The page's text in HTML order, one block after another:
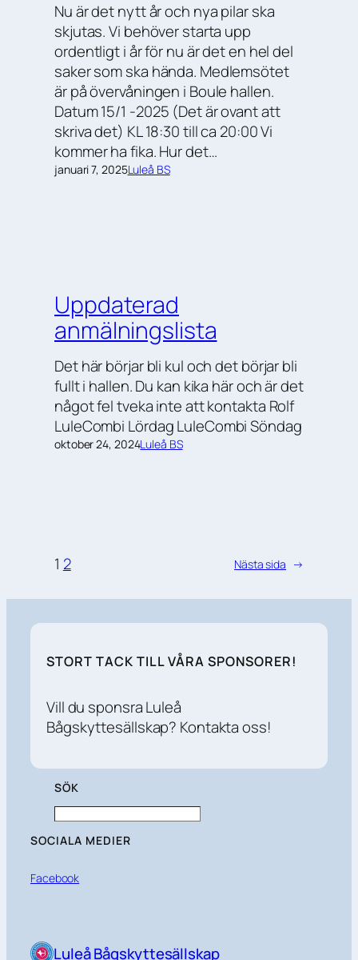
Nu är det nytt år och nya pilar ska
skjutas. Vi behöver starta upp
ordentligt i år för nu är det en hel del
saker som ska hända. Medlemsötet
är på övervåningen i Boule hallen.
Datum 15/1 -2025 (Det är ovant att
skriva det) KL 18:30 till ca 20:00 Vi
kommer ha fika. Hur det…
januari 7, 2025Luleå BS
Uppdaterad
anmälningslista
Det här börjar bli kul och det börjar bli
fullt i hallen. Du kan kika här och är det
något fel tveka inte att kontakta Rolf
LuleCombi Lördag LuleCombi Söndag
oktober 24, 2024Luleå BS
1 2 Nästa sida →
STORT TACK TILL VÅRA SPONSORER!
Vill du sponsra Luleå
Bågskyttesällskap? Kontakta oss!
SÖK
SOCIALA MEDIER
Facebook
Luleå Bågskyttesällskap